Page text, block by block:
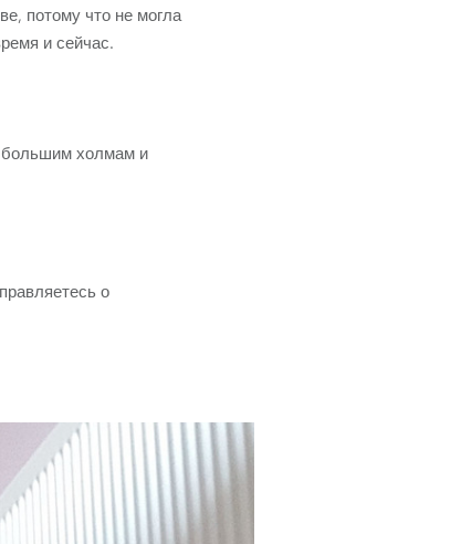
потому что не могла
и сейчас.
большим холмам и
о